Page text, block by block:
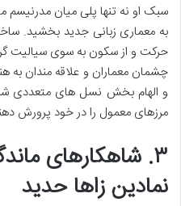
سبک او نه تنها پلی میان مدرنیسم
به معماری زبانی جدید بخشید.
حرکت و از سکون به سوی سیالیت
چشمان معماران و علاقه مندان به
و الهام بخش نسل های متعددی شد
مرزهای معمول را در خود پرورش
۳. شاهکارهای
نمادین زاها حدید